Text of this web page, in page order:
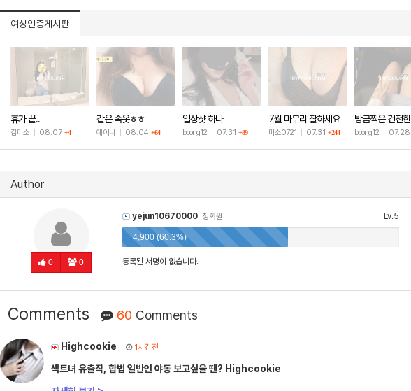
여성인증게시판
휴가 끝..
김미소 08.07 +4
같은 속옷ㅎㅎ
예이니 08.04 +64
일상샷 하나
bbong12 07.31 +89
7월 마무리 잘하세요
🫶
미소0721 07.31 +244
방금찍은 건전
샷
bbong12 07.28
Author
0 0
Lv.5
yejun10670000 정회원
4,900 (60.3%)
등록된 서명이 없습니다.
Comments 60 Comments
Highcookie 1시간전
섹트녀 유출작, 합법 일반인 야동 보고싶을 땐? Highcookie